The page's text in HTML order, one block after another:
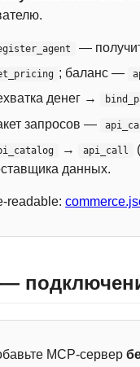
—
; баланс —
денег →
запросов —
→ api_call (
данных.
readable:
MCP-сервер